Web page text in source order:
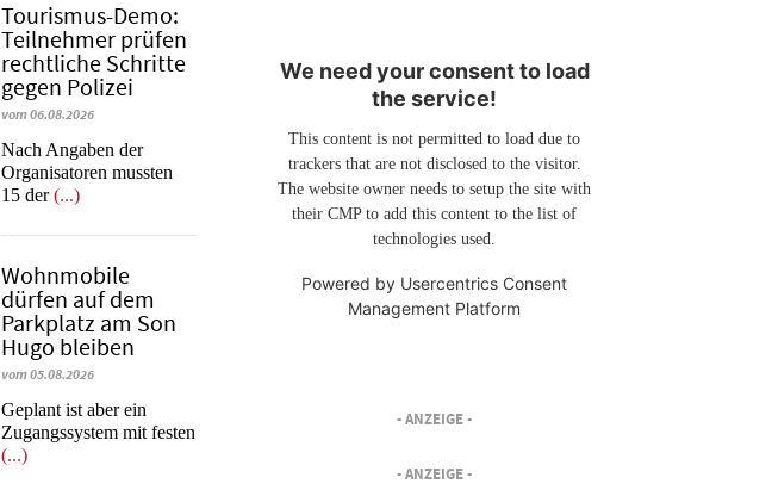
Tourismus-Demo:
Teilnehmer prüfen
rechtliche Schritte
gegen Polizei
vom 06.08.2026
Nach Angaben der
Organisatoren mussten
15 der(...)
Wohnmobile
dürfen auf dem
Parkplatz am Son
Hugo bleiben
vom 05.08.2026
Geplant ist aber ein
Zugangssystem mit festen
(...)
We need your consent to load
the service!
This content is not permitted to load due to
trackers that are not disclosed to the visitor.
The website owner needs to setup the site with
their CMP to add this content to the list of
technologies used.
Powered by Usercentrics Consent
Management Platform
- ANZEIGE -
- ANZEIGE -